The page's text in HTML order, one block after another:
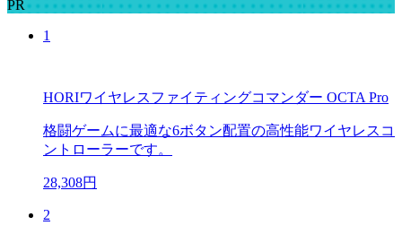
PR
1
HORIワイヤレスファイティングコマンダー OCTA Pro
格闘ゲームに最適な6ボタン配置の高性能ワイヤレスコ
ントローラーです。
28,308円
2